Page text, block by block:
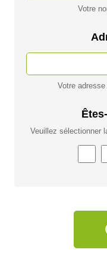
Votre
Votre
Veuillez sélectionner